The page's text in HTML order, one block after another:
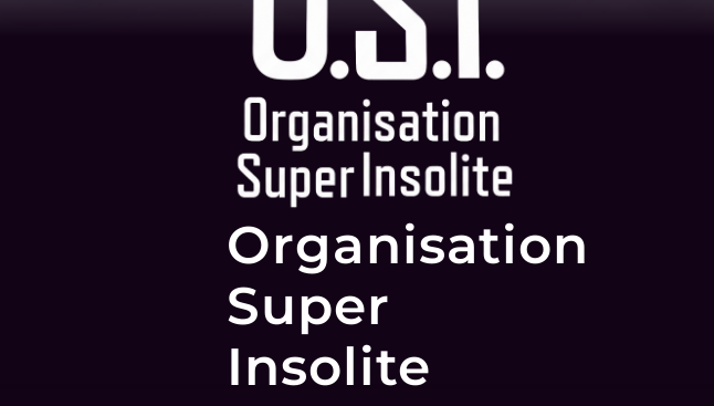
Organisation
Super
Insolite